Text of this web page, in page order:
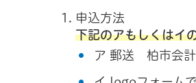
申込方法
下記のアもしくはイ
ア 郵送 柏市会計